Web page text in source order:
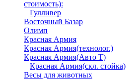
стоимость):
Гулливер
Восточный Базар
Олимп
Красная Армия
Красная Армия(технолог.)
Красная Армия(Авто Т)
Красная Армия(скл. стойка)
Весы для животных